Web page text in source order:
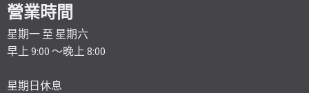
營業時間
星期一 至 星期六
早上 9:00 ～晚上 8:00
星期日休息